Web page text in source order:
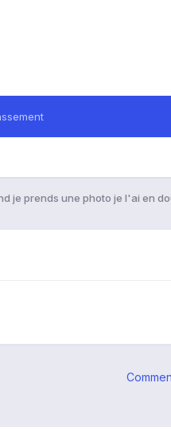
je prends une photo je l'ai en